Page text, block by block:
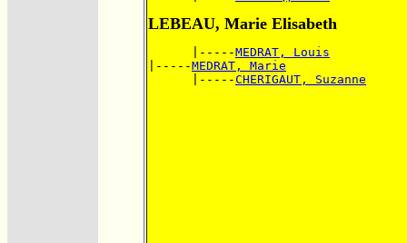
LEBEAU, Marie Elisabeth
      |-----
MEDRAT, Louis
|-----MEDRAT, Marie
      |-----
CHERIGAUT, Suzanne